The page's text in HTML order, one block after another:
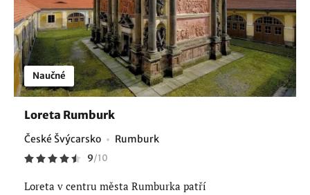
Naučné
Loreta Rumburk
České Švýcarsko Rumburk
9/10
Loreta v centru města Rumburka patří